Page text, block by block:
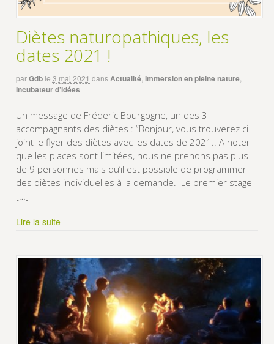
Diètes naturopathiques, les
dates 2021 !
parGdb le 3 mai 2021 dansActualité, Immersion en pleine nature,
Incubateur d’idées
Un message de Fréderic Bourgogne, un des 3
accompagnants des diètes : “Bonjour, vous trouverez ci-
joint le flyer des diètes avec les dates de 2021.. A noter
que les places sont limitées, nous ne prenons pas plus
de 9 personnes mais qu’il est possible de programmer
des diètes individuelles à la demande. Le premier stage
[…]
Lire la suite